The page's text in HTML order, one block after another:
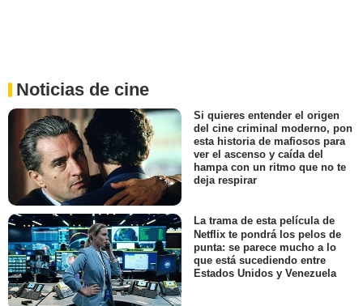
Noticias de cine
Si quieres entender el origen
del cine criminal moderno, pon
esta historia de mafiosos para
ver el ascenso y caída del
hampa con un ritmo que no te
deja respirar
La trama de esta película de
Netflix te pondrá los pelos de
punta: se parece mucho a lo
que está sucediendo entre
Estados Unidos y Venezuela